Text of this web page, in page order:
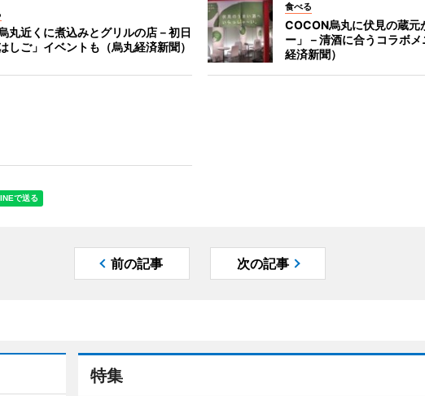
丸近くに煮込みとグリルの店－初日
しご」イベントも（烏丸経済新聞）
食べる
COCON烏丸に伏見の蔵元
ー」－清酒に合うコラボ
経済新聞）
前の記事 次の記事
特集